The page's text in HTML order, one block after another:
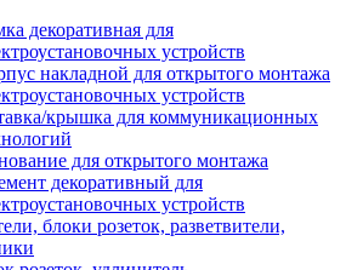
декоративная для
устройств
накладной для открытого монтажа
устройств
крышка для коммуникационных
для открытого монтажа
декоративный для
устройств
блоки розеток, разветвители,